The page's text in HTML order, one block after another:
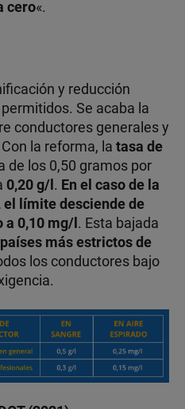
cero«.
y reducción
Se acaba la
conductores generales y
la reforma, la tasa de
de los 0,50 gramos por
0,20 g/l . En el caso de la
el límite desciende de
a 0,10 mg/l . Esta bajada
más estrictos de
los conductores bajo